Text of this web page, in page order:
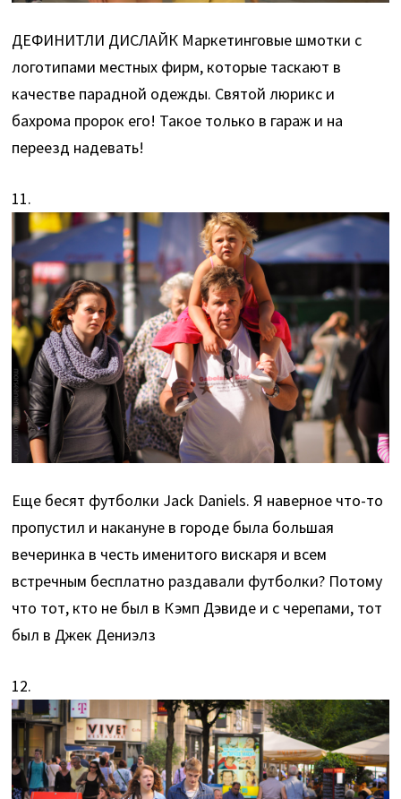
ДЕФИНИТЛИ ДИСЛАЙК Маркетинговые шмотки с
логотипами местных фирм, которые таскают в
качестве парадной одежды. Святой люрикс и
бахрома пророк его! Такое только в гараж и на
переезд надевать!
11.
Еще бесят футболки Jack Daniels. Я наверное что-то
пропустил и накануне в городе была большая
вечеринка в честь именитого вискаря и всем
встречным бесплатно раздавали футболки? Потому
что тот, кто не был в Кэмп Дэвиде и с черепами, тот
был в Джек Дениэлз
12.